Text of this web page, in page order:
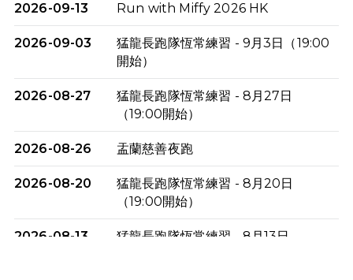
2026-09-13 Run with Miffy 2026 HK
2026-09-03
猛龍長跑隊恆常練習 - 9月3日（19:00
開始）
2026-08-27
猛龍長跑隊恆常練習 - 8月27日
（19:00開始）
2026-08-26 盂蘭慈善夜跑
2026-08-20
猛龍長跑隊恆常練習 - 8月20日
（19:00開始）
2026-08-13
猛龍長跑隊恆常練習 - 8月13日